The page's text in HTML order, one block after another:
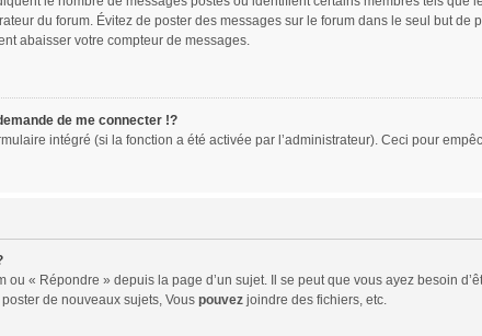
du forum. Évitez de poster des messages sur le forum dans le seul but
abaisser votre compteur de messages.
de me connecter !?
intégré (si la fonction a été activée par l’administrateur). Ceci pour
« Répondre » depuis la page d’un sujet. Il se peut que vous ayez besoin
de nouveaux sujets, Vous pouvezjoindre des fichiers, etc.